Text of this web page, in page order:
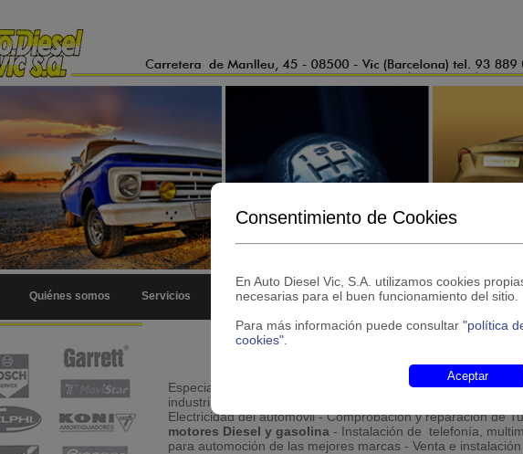
Consentimiento de Cookies
En Auto Diesel Vic, S.A. utilizamos cookies
necesarias para el buen funcionamiento del sitio.
Para más información puede consultar "política
cookies".
Aceptar
Quiénes somos Servicios Productos Contacto
· · · ·· · Auto Diesel Vic
Especialistas en comprobación y reparación de equipos de
industriales y turismos - Diagnosis y
Electricidad del automóvil - Comprobación y reparación de
motores Diesel y gasolina - Instalación de telefonía,
para automoción de las mejores marcas - Venta e